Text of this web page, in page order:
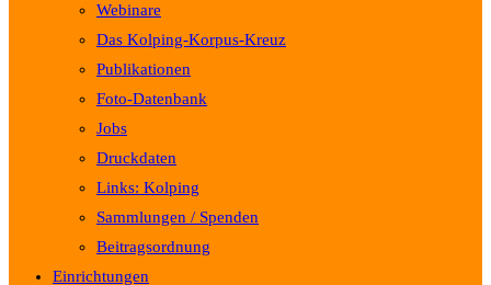
Webinare
Das Kolping-Korpus-Kreuz
Publikationen
Foto-Datenbank
Jobs
Druckdaten
Links: Kolping
Sammlungen / Spenden
Beitragsordnung
Einrichtungen